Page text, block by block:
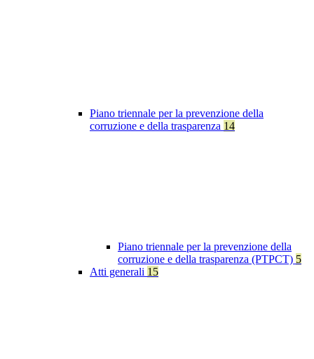
Piano triennale per la prevenzione della
corruzione e della trasparenza 14
Piano triennale per la prevenzione della
corruzione e della trasparenza (PTPCT) 5
Atti generali 15